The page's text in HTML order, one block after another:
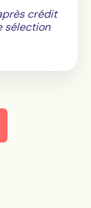
crédit
sélection